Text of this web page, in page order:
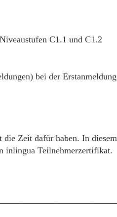
C1.1 und C1.2
bei der Erstanmeldung
Zeit dafür haben. In diesem
inlingua Teilnehmerzertifikat.